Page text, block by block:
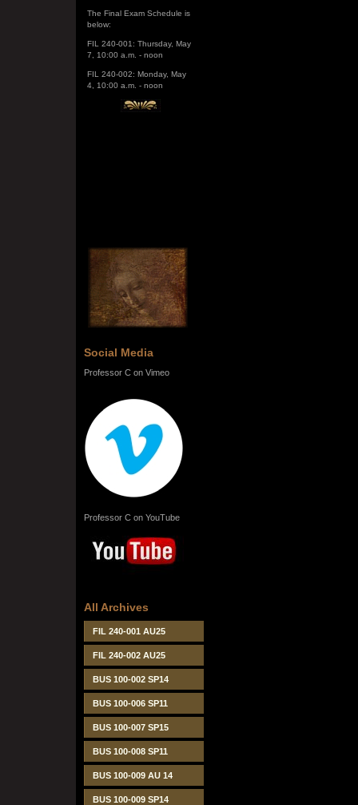
FIL 240-001: Thursday, May
FIL 240-002: Monday, May
Social Media
Professor C on Vimeo
Professor C on YouTube
All Archives
FIL 240-001 AU25
FIL 240-002 AU25
BUS 100-002 SP14
BUS 100-006 SP11
BUS 100-007 SP15
BUS 100-008 SP11
BUS 100-009 AU 14
BUS 100-009 SP14